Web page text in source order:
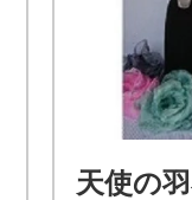
天使の